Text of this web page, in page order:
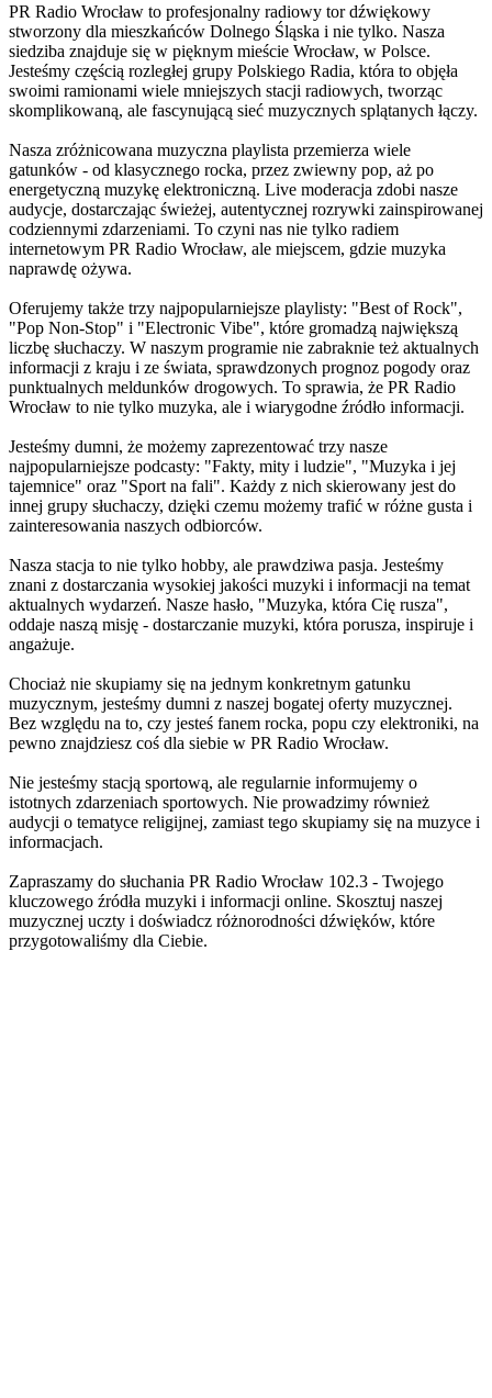
PR Radio Wrocław to profesjonalny radiowy tor dźwiękowy
stworzony dla mieszkańców Dolnego Śląska i nie tylko. Nasza
siedziba znajduje się w pięknym mieście Wrocław, w Polsce.
Jesteśmy częścią rozległej grupy Polskiego Radia, która to objęła
swoimi ramionami wiele mniejszych stacji radiowych, tworząc
skomplikowaną, ale fascynującą sieć muzycznych splątanych łączy.
Nasza zróżnicowana muzyczna playlista przemierza wiele
gatunków - od klasycznego rocka, przez zwiewny pop, aż po
energetyczną muzykę elektroniczną. Live moderacja zdobi nasze
audycje, dostarczając świeżej, autentycznej rozrywki zainspirowanej
codziennymi zdarzeniami. To czyni nas nie tylko radiem
internetowym PR Radio Wrocław, ale miejscem, gdzie muzyka
naprawdę ożywa.
Oferujemy także trzy najpopularniejsze playlisty: "Best of Rock",
"Pop Non-Stop" i "Electronic Vibe", które gromadzą największą
liczbę słuchaczy. W naszym programie nie zabraknie też aktualnych
informacji z kraju i ze świata, sprawdzonych prognoz pogody oraz
punktualnych meldunków drogowych. To sprawia, że PR Radio
Wrocław to nie tylko muzyka, ale i wiarygodne źródło informacji.
Jesteśmy dumni, że możemy zaprezentować trzy nasze
najpopularniejsze podcasty: "Fakty, mity i ludzie", "Muzyka i jej
tajemnice" oraz "Sport na fali". Każdy z nich skierowany jest do
innej grupy słuchaczy, dzięki czemu możemy trafić w różne gusta i
zainteresowania naszych odbiorców.
Nasza stacja to nie tylko hobby, ale prawdziwa pasja. Jesteśmy
znani z dostarczania wysokiej jakości muzyki i informacji na temat
aktualnych wydarzeń. Nasze hasło, "Muzyka, która Cię rusza",
oddaje naszą misję - dostarczanie muzyki, która porusza, inspiruje i
angażuje.
Chociaż nie skupiamy się na jednym konkretnym gatunku
muzycznym, jesteśmy dumni z naszej bogatej oferty muzycznej.
Bez względu na to, czy jesteś fanem rocka, popu czy elektroniki, na
pewno znajdziesz coś dla siebie w PR Radio Wrocław.
Nie jesteśmy stacją sportową, ale regularnie informujemy o
istotnych zdarzeniach sportowych. Nie prowadzimy również
audycji o tematyce religijnej, zamiast tego skupiamy się na muzyce i
informacjach.
Zapraszamy do słuchania PR Radio Wrocław 102.3 - Twojego
kluczowego źródła muzyki i informacji online. Skosztuj naszej
muzycznej uczty i doświadcz różnorodności dźwięków, które
przygotowaliśmy dla Ciebie.